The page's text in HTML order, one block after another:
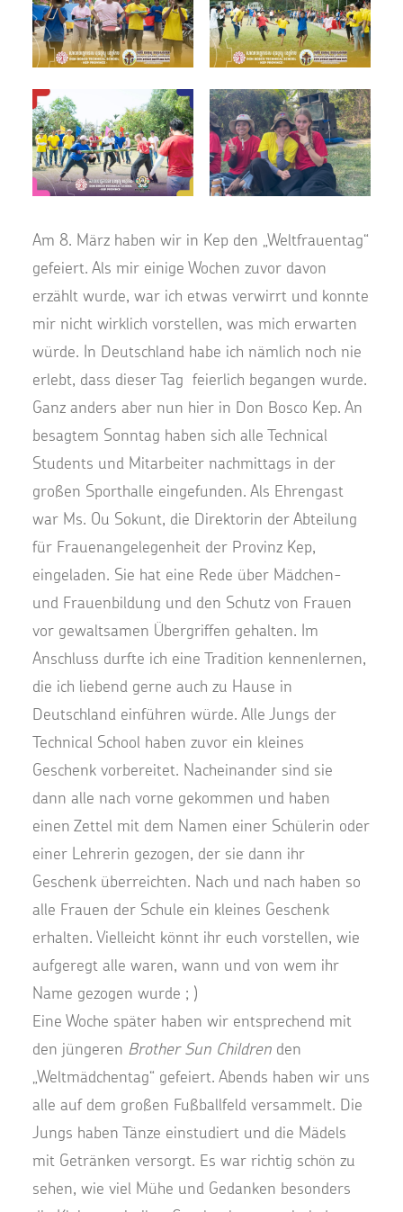
Am 8. März haben wir in Kep den „Weltfrauentag“
gefeiert. Als mir einige Wochen zuvor davon
erzählt wurde, war ich etwas verwirrt und konnte
mir nicht wirklich vorstellen, was mich erwarten
würde. In Deutschland habe ich nämlich noch nie
erlebt, dass dieser Tag feierlich begangen wurde.
Ganz anders aber nun hier in Don Bosco Kep. An
besagtem Sonntag haben sich alle Technical
Students und Mitarbeiter nachmittags in der
großen Sporthalle eingefunden. Als Ehrengast
war Ms. Ou Sokunt, die Direktorin der Abteilung
für Frauenangelegenheit der Provinz Kep,
eingeladen. Sie hat eine Rede über Mädchen-
und Frauenbildung und den Schutz von Frauen
vor gewaltsamen Übergriffen gehalten. Im
Anschluss durfte ich eine Tradition kennenlernen,
die ich liebend gerne auch zu Hause in
Deutschland einführen würde. Alle Jungs der
Technical School haben zuvor ein kleines
Geschenk vorbereitet. Nacheinander sind sie
dann alle nach vorne gekommen und haben
einen Zettel mit dem Namen einer Schülerin oder
einer Lehrerin gezogen, der sie dann ihr
Geschenk überreichten. Nach und nach haben so
alle Frauen der Schule ein kleines Geschenk
erhalten. Vielleicht könnt ihr euch vorstellen, wie
aufgeregt alle waren, wann und von wem ihr
Name gezogen wurde ; )
Eine Woche später haben wir entsprechend mit
den jüngeren Brother Sun Children den
„Weltmädchentag“ gefeiert. Abends haben wir uns
alle auf dem großen Fußballfeld versammelt. Die
Jungs haben Tänze einstudiert und die Mädels
mit Getränken versorgt. Es war richtig schön zu
sehen, wie viel Mühe und Gedanken besonders